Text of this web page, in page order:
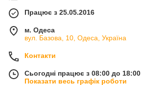
Працює з 25.05.2016
м. Одеса
вул. Базова, 10, Одеса, Україна
Контакти
Сьогодні працює з 08:00 до 18:00
Показати весь графік роботи